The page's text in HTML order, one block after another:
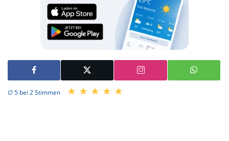
∅ 5 bei 2 Stimmen